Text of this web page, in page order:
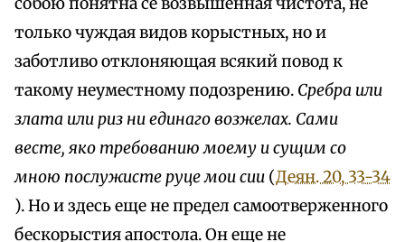
только чуждая видов корыстных, но и
заботливо отклоняющая всякий повод к
такому неуместному подозрению. Сребра или
злата или риз ни единаго возжелах. Сами
весте, яко требованию моему и сущим со
мною послужисте руце мои сии (Деян. 20, 33-34
). Но и здесь еще не предел самоотверженного
бескорыстия апостола. Он еще не